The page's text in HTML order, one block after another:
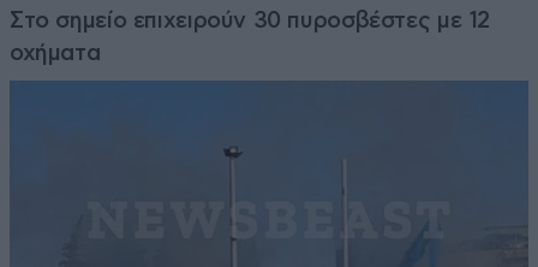
Στο σημείο επιχειρούν 30 πυροσβέστες με 12
οχήματα